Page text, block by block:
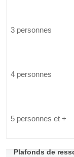
Plafonds de
3 personnes
4 personnes
5 personnes et +